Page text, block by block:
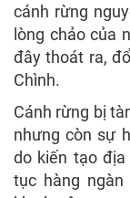
cánh rừng
lòng chảo của
đây thoát ra,
Chình.
Cánh rừng bị
nhưng còn sự
do kiến tạo
tục hàng